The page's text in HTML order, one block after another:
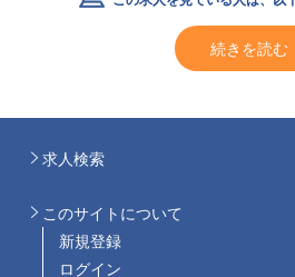
続きを読む
求人検索
このサイトについて
新規登録
ログイン